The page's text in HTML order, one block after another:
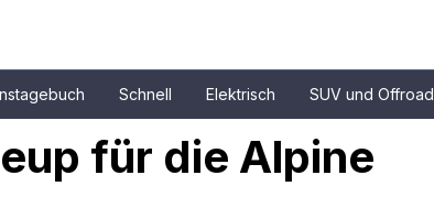
Schnell Elektrisch SUV und Offroad
für die Alpine